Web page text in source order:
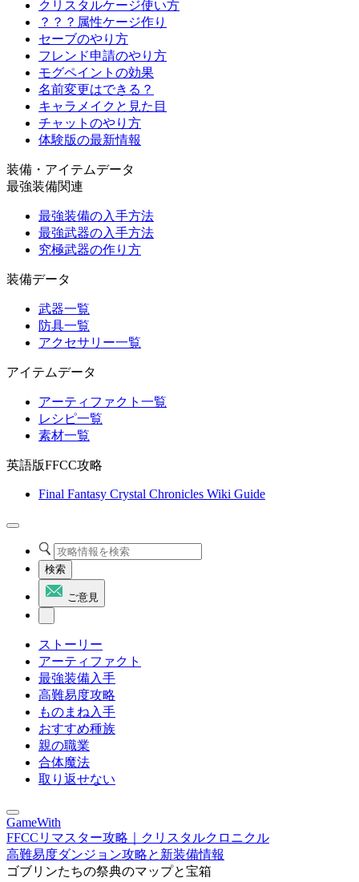
クリスタルケージ使い方
？？？属性ケージ作り
セーブのやり方
フレンド申請のやり方
モグペイントの効果
名前変更はできる？
キャラメイクと見た目
チャットのやり方
体験版の最新情報
装備・アイテムデータ
最強装備関連
最強装備の入手方法
最強武器の入手方法
究極武器の作り方
装備データ
武器一覧
防具一覧
アクセサリー一覧
アイテムデータ
アーティファクト一覧
レシピ一覧
素材一覧
英語版FFCC攻略
Final Fantasy Crystal Chronicles Wiki Guide
検索
ご意見
ストーリー
アーティファクト
最強装備入手
高難易度攻略
ものまね入手
おすすめ種族
親の職業
合体魔法
取り返せない
GameWith
FFCCリマスター攻略｜クリスタルクロニクル
高難易度ダンジョン攻略と新装備情報
ゴブリンたちの祭典のマップと宝箱